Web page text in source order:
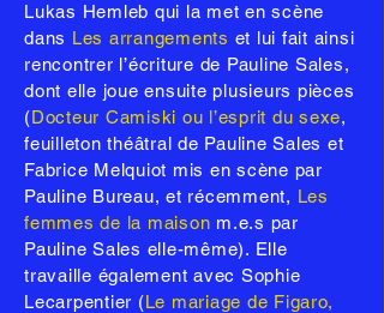
Lukas Hemleb qui la met en scène
dans Les arrangements et lui fait ainsi
rencontrer l’écriture de Pauline Sales,
dont elle joue ensuite plusieurs pièces
(Docteur Camiski ou l’esprit du sexe,
feuilleton théâtral de Pauline Sales et
Fabrice Melquiot mis en scène par
Pauline Bureau, et récemment, Les
femmes de la maison m.e.s par
Pauline Sales elle-même). Elle
travaille également avec Sophie
Lecarpentier (Le mariage de Figaro,